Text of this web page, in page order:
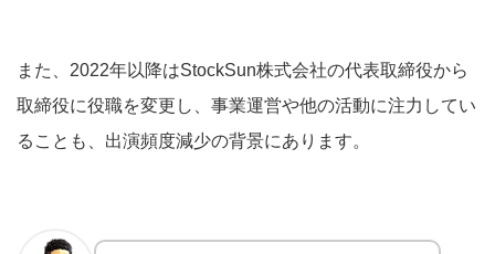
また、2022年以降はStockSun株式会社の代表取締役から
取締役に役職を変更し、事業運営や他の活動に注力してい
ることも、出演頻度減少の背景にあります。